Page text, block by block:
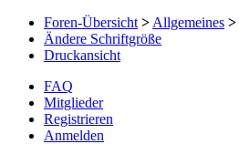
Foren-Übersicht > Allgemeines >
Ändere Schriftgröße
Druckansicht
FAQ
Mitglieder
Registrieren
Anmelden